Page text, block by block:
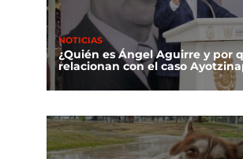
NOTICIAS
¿Quién es Ángel Aguirre y por
relacionan con el caso